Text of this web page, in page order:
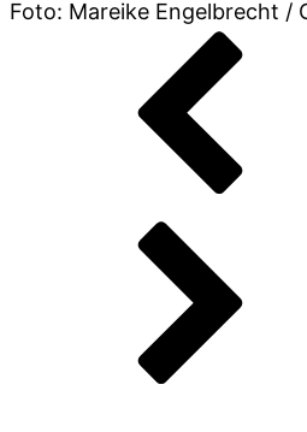
Foto: Mareike Engelbrecht /